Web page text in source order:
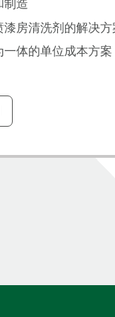
制造
房清洗剂的解决方
体的单位成本方案